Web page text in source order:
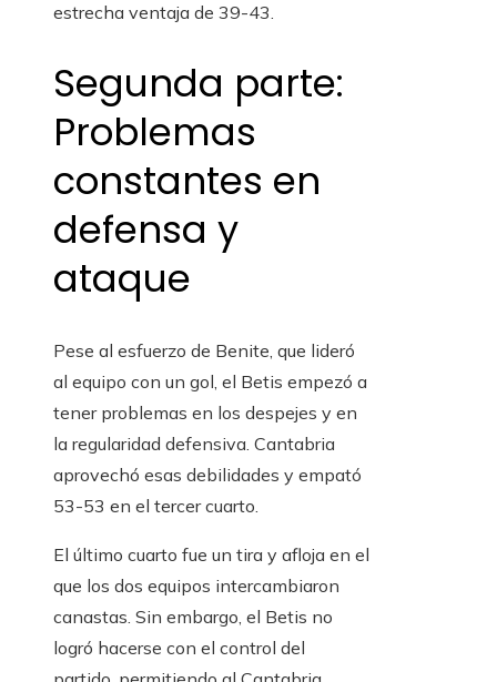
estrecha ventaja de 39-43.
Segunda parte:
Problemas
constantes en
defensa y
ataque
Pese al esfuerzo de Benite, que lideró
al equipo con un gol, el Betis empezó a
tener problemas en los despejes y en
la regularidad defensiva. Cantabria
aprovechó esas debilidades y empató
53-53 en el tercer cuarto.
El último cuarto fue un tira y afloja en el
que los dos equipos intercambiaron
canastas. Sin embargo, el Betis no
logró hacerse con el control del